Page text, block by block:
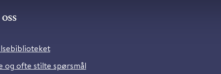
og ofte stilte spørsmål